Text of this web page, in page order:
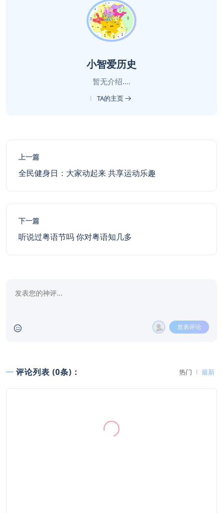
小智爱历史
暂无介绍....
TA的主页
上一篇
全民健身日：大家动起来 共享运动乐趣
下一篇
听说过粤语节吗 你对粤语知几多
发表评论
评论列表 (0条)： 热门 最新